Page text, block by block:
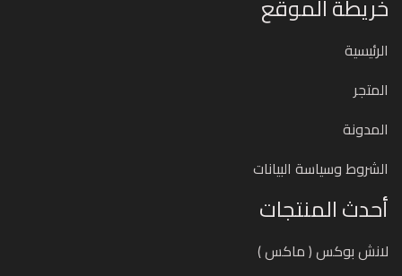
خريطة الموقع
الرئيسية
المتجر
المدونة
الشروط وسياسة البيانات
أحدث المنتجات
لانش بوكس ( ماكس )